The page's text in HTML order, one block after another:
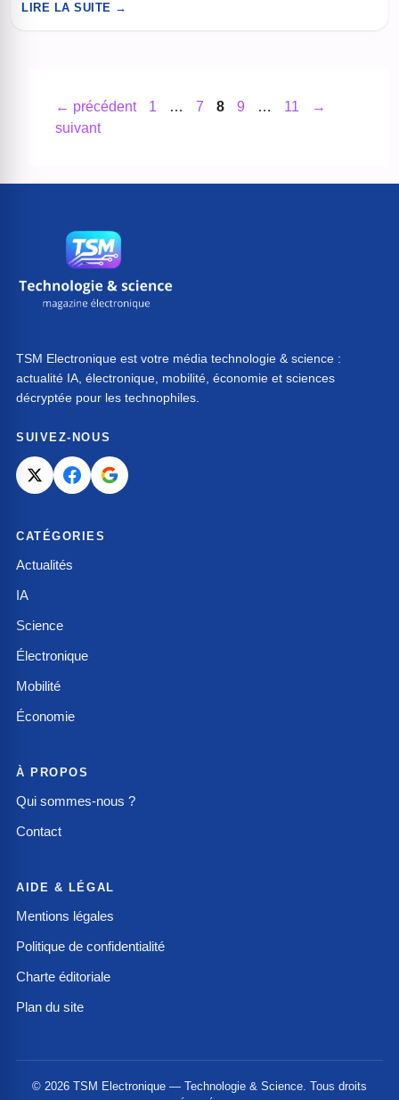
une performance jugée inférieure à ce que la capacité
LIRE LA SUITE →
← précédent Page
1 … Page
7 Page
8 Page
9 … Page
11
→
suivant
TSM Electronique est votre média technologie & science :
actualité IA, électronique, mobilité, économie et sciences
décryptée pour les technophiles.
SUIVEZ-NOUS
CATÉGORIES
Actualités
IA
Science
Électronique
Mobilité
Économie
À PROPOS
Qui sommes-nous ?
Contact
AIDE & LÉGAL
Mentions légales
Politique de confidentialité
Charte éditoriale
Plan du site
© 2026 TSM Electronique — Technologie & Science. Tous droits